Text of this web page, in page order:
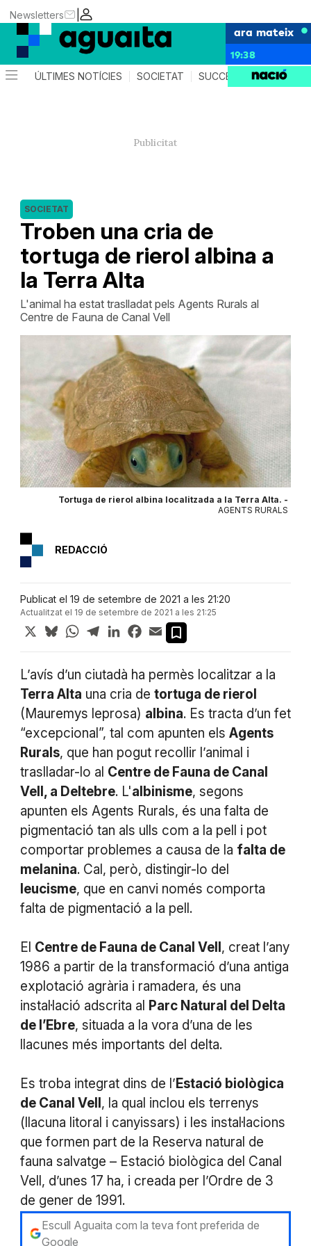
|
Newsletters
ara mateix
19:38
ÚLTIMES NOTÍCIES SOCIETAT SUCCESSOS AGENDA
Troben una cria de
tortuga de rierol albina a
la Terra Alta
SOCIETAT
L'animal ha estat traslladat pels Agents Rurals al
Centre de Fauna de Canal Vell
Tortuga de rierol albina localitzada a la Terra Alta. -
AGENTS RURALS
REDACCIÓ
Publicat el 19 de setembre de 2021 a les 21:20
Actualitzat el 19 de setembre de 2021 a les 21:25
X BlueskyWhatsApp
TelegramLinkedInFacebook
Email
L’avís d’un ciutadà ha permès localitzar a la
Terra Alta una cria de tortuga de rierol
(Mauremys leprosa) albina. Es tracta d’un fet
“excepcional”, tal com apunten els Agents
Rurals, que han pogut recollir l’animal i
traslladar-lo al Centre de Fauna de Canal
Vell, a Deltebre. L'albinisme, segons
apunten els Agents Rurals, és una falta de
pigmentació tan als ulls com a la pell i pot
comportar problemes a causa de la falta de
melanina. Cal, però, distingir-lo del
leucisme, que en canvi només comporta
falta de pigmentació a la pell.
El Centre de Fauna de Canal Vell , creat l’any
1986 a partir de la transformació d’una antiga
explotació agrària i ramadera, és una
instal·lació adscrita al Parc Natural del Delta
de l’Ebre, situada a la vora d’una de les
llacunes més importants del delta.
Es troba integrat dins de l’Estació biològica
de Canal Vell , la qual inclou els terrenys
(llacuna litoral i canyissars) i les instal·lacions
que formen part de la Reserva natural de
fauna salvatge – Estació biològica del Canal
Vell, d’unes 17 ha, i creada per l’Ordre de 3
de gener de 1991.
Escull Aguaita com la teva font preferida de
Google